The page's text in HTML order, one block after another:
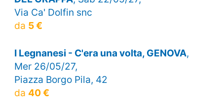
Via Ca' Dolfin snc
da 5 €
I Legnanesi - C'era una volta, GENOVA,
Mer 26/05/27,
Piazza Borgo Pila, 42
da 40 €